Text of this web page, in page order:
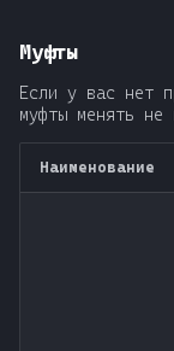
Муфты
Если у вас нет
муфты менять не
Наименование